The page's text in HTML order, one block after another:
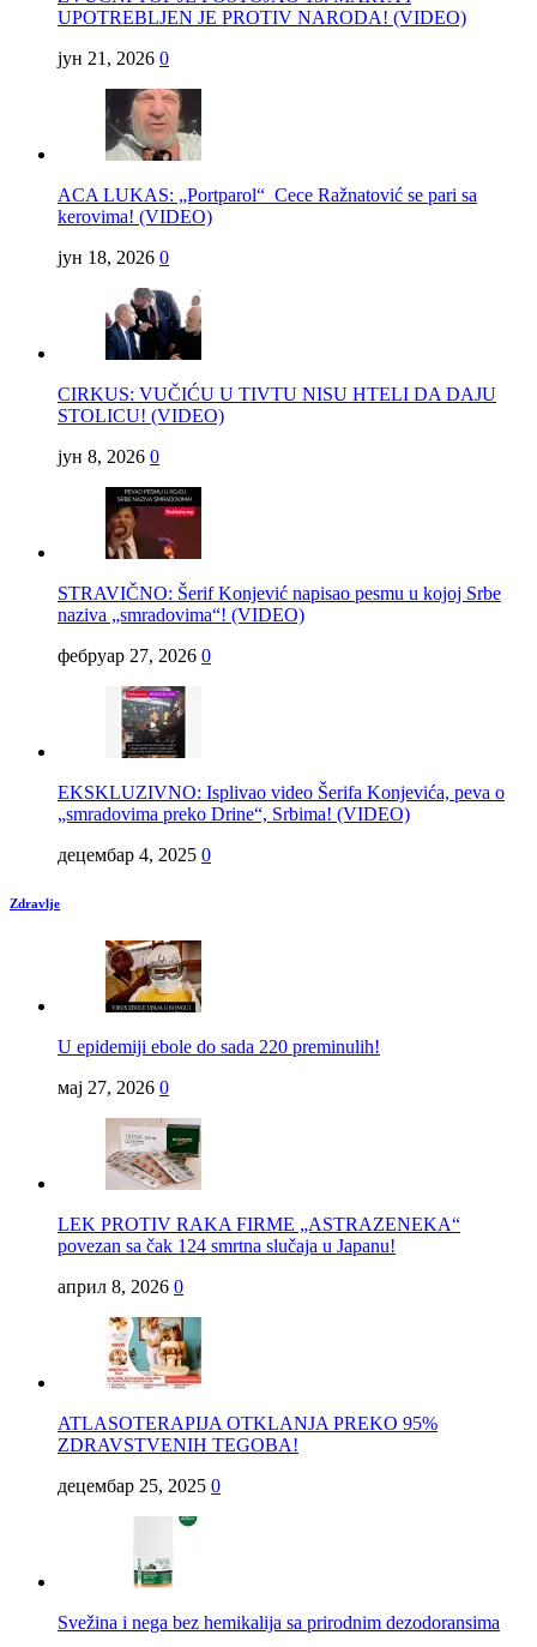
UPOTREBLJEN JE PROTIV NARODA! (VIDEO)
јун 21, 2026 0
ACA LUKAS: „Portparol“ Cece Ražnatović se pari sa
kerovima! (VIDEO)
јун 18, 2026 0
CIRKUS: VUČIĆU U TIVTU NISU HTELI DA DAJU
STOLICU! (VIDEO)
јун 8, 2026 0
STRAVIČNO: Šerif Konjević napisao pesmu u kojoj Srbe
naziva „smradovima“! (VIDEO)
фебруар 27, 2026 0
EKSKLUZIVNO: Isplivao video Šerifa Konjevića, peva o
„smradovima preko Drine“, Srbima! (VIDEO)
децембар 4, 2025 0
Zdravlje
U epidemiji ebole do sada 220 preminulih!
мај 27, 2026 0
LEK PROTIV RAKA FIRME „ASTRAZENEKA“
povezan sa čak 124 smrtna slučaja u Japanu!
април 8, 2026 0
ATLASOTERAPIJA OTKLANJA PREKO 95%
ZDRAVSTVENIH TEGOBA!
децембар 25, 2025 0
Svežina i nega bez hemikalija sa prirodnim dezodoransima